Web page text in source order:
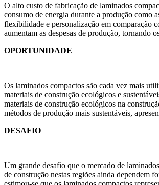
O alto custo de fabricação de laminados
consumo de energia durante a produção como
flexibilidade e personalização em comparação
aumentam as despesas de produção, tornando
OPORTUNIDADE
Os laminados compactos são cada vez mais
materiais de construção ecológicos e
materiais de construção ecológicos na
métodos de produção mais sustentáveis,
DESAFIO
Um grande desafio que o mercado de
de construção nestas regiões ainda dependem